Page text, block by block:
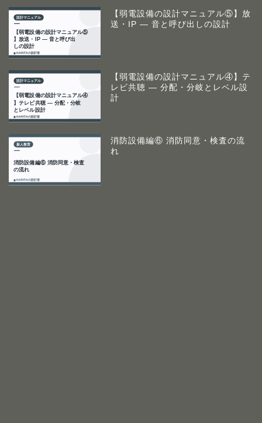
【弱電設備の設計マニュアル⑤】放
送・IP ― 音と呼び出しの設計
【弱電設備の設計マニュアル④】テ
レビ共聴 ― 分配・分岐とレベル設
計
消防設備編⑥ 消防同意・検査の流
れ